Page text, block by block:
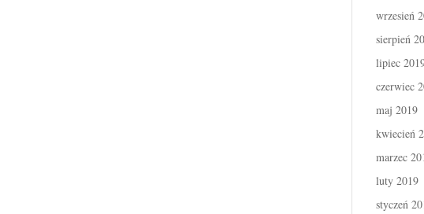
wrzesień
sierpień
lipiec
czerwiec
maj 2019
kwiecień
marzec
luty 2019
styczeń